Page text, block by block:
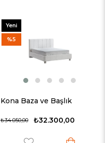
Kona Baza ve Başlık
₺32.300,00
₺34.050,00
Yeni
Ürün
%5